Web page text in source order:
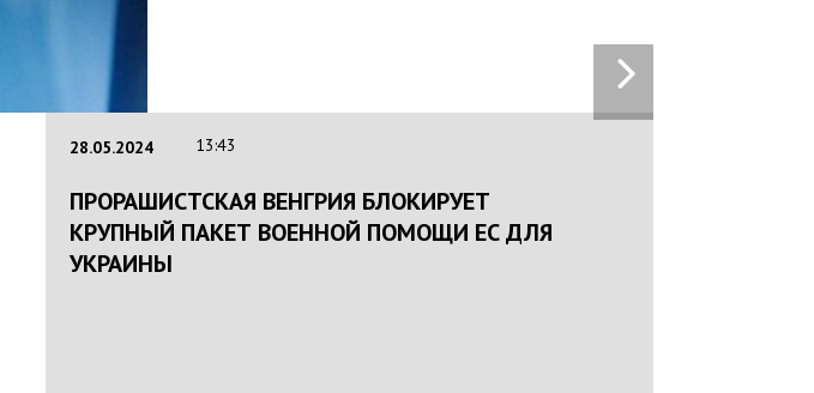
НАЦПОЛІЦІЯ ЛЯКАЄ ГРОМАДЯН ПОГІРШЕННЯМ
КРИМІНОГЕННОЇ СИТУАЦІЇ В РАЗІ МОБІЛІЗАЦІЇ